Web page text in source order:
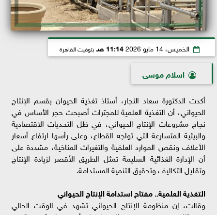
الخميس، 14 مايو 2026 11:14 صـ بتوقيت القاهرة
اسلام موسى
أكدت الدكتورة سعاد النجار، أستاذ تغذية الحيوان بقسم الإنتاج
الحيواني، أن التغذية العلمية للمجترات أصبحت حجر الأساس في
نجاح مشروعات الإنتاج الحيواني، في ظل التحديات الاقتصادية
والبيئية المتسارعة التي تواجه القطاع، وعلى رأسها ارتفاع أسعار
الأعلاف ونقص الموارد العلفية والتغيرات المناخية، مشددة على
أن الإدارة الغذائية السليمة تمثل الطريق الأقصر لزيادة الإنتاج
وتقليل التكاليف وتحقيق التنمية المستدامة.
التغذية العلمية.. مفتاح استدامة الإنتاج الحيواني
وقالت، إن منظومة الإنتاج الحيواني تشهد في الوقت الحالي